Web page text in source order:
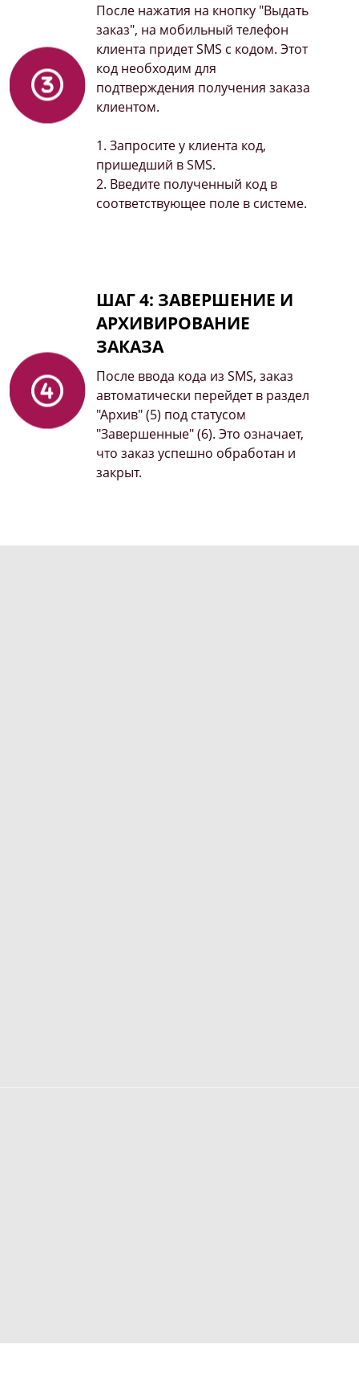
После нажатия на кнопку "Выдать
заказ", на мобильный телефон
клиента придет SMS с кодом. Этот
код необходим для
подтверждения получения заказа
клиентом.
1. Запросите у клиента код,
пришедший в SMS.
2. Введите полученный код в
соответствующее поле в системе.
ШАГ 4: ЗАВЕРШЕНИЕ И
АРХИВИРОВАНИЕ
ЗАКАЗА
После ввода кода из SMS, заказ
автоматически перейдет в раздел
"Архив" (5) под статусом
"Завершенные" (6). Это означает,
что заказ успешно обработан и
закрыт.